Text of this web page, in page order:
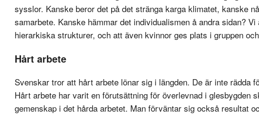
sysslor. Kanske beror det på det stränga karga klimatet, kanske
samarbete. Kanske hämmar det individualismen å andra sidan?
hierarkiska strukturer, och att även kvinnor ges plats i gruppen
Hårt arbete
Svenskar tror att hårt arbete lönar sig i längden. De är inte rädda
Hårt arbete har varit en förutsättning för överlevnad i glesbygden
gemenskap i det hårda arbetet. Man förväntar sig också resultat